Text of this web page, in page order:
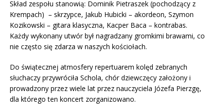
Skład zespołu stanowią: Dominik Pietraszek (pochodzący z
Krempach) – skrzypce, Jakub Hubicki – akordeon, Szymon
Kozikowski – gitara klasyczna, Kacper Baca – kontrabas.
Każdy wykonany utwór był nagradzany gromkimi brawami, co
nie często się zdarza w naszych kościołach.
Do świątecznej atmosfery repertuarem kolęd zebranych
słuchaczy przywróciła Schola, chór dziewczęcy założony i
prowadzony przez wiele lat przez nauczyciela Józefa Pierzgę,
dla którego ten koncert zorganizowano.